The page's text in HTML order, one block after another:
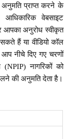
प्राप्त करने के
वेबसाइट
आपका अनुरोध स्वीकृत
हैं या वीडियो कॉल
नीचे दिए गए चरणों
नागरिकों को
की अनुमति देता है।